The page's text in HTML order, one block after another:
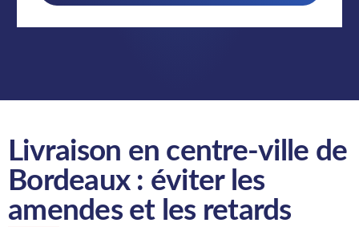
Livraison en centre-ville de
Bordeaux : éviter les
amendes et les retards